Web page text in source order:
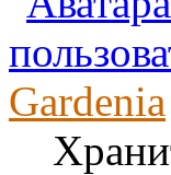
Gardenia